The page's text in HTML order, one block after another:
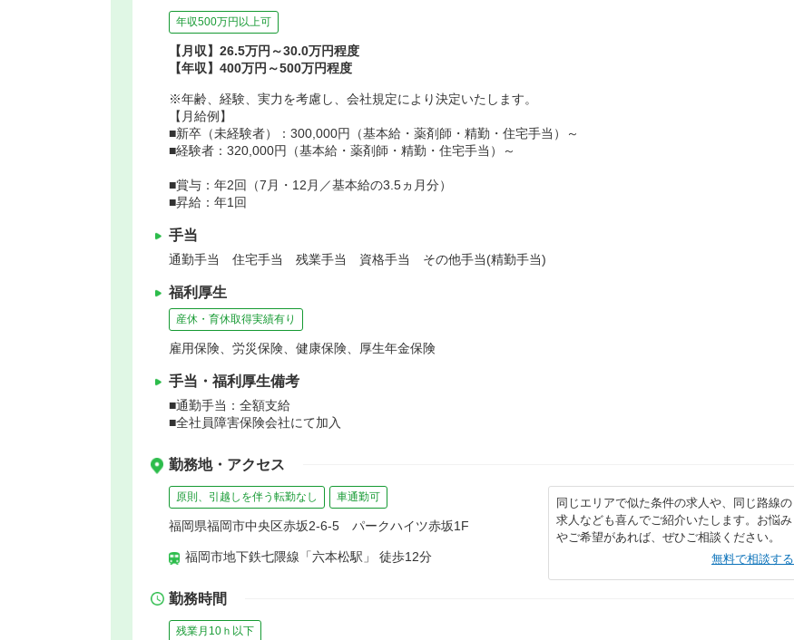
年収500万円以上可
【月収】26.5万円～30.0万円程度
【年収】400万円～500万円程度
※年齢、経験、実力を考慮し、会社規定により決定いたします。
【月給例】
■新卒（未経験者）：300,000円（基本給・薬剤師・精勤・住宅手当）～
■経験者：320,000円（基本給・薬剤師・精勤・住宅手当）～
■賞与：年2回（7月・12月／基本給の3.5ヵ月分）
■昇給：年1回
手当
通勤手当 住宅手当 残業手当 資格手当 その他手当(精勤手当)
福利厚生
産休・育休取得実績有り
雇用保険、労災保険、健康保険、厚生年金保険
手当・福利厚生備考
■通勤手当：全額支給
■全社員障害保険会社にて加入
勤務地・アクセス
原則、引越しを伴う転勤なし 車通勤可
福岡県福岡市中央区赤坂2-6-5 パークハイツ赤坂1F
福岡市地下鉄七隈線「六本松駅」 徒歩12分
同じエリアで似た条件の求人や、同じ路線の
求人なども喜んでご紹介いたします。お悩み
やご希望があれば、ぜひご相談ください。
無料で相談する
勤務時間
残業月10ｈ以下